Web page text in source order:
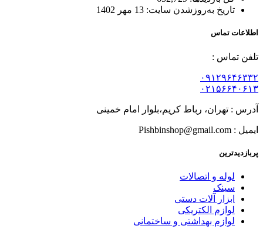
تاریخ به‌روزشدن سایت: 13 مهر 1402
اطلاعات تماس
تلفن تماس :
۰۹۱۲۹۶۴۶۳۳۲
۰۲۱۵۶۶۴۰۶۱۳
آدرس : تهران، رباط کریم،بلوار امام خمینی
ایمیل : Pishbinshop@gmail.com
پربازدیدترین
لوله و اتصالات
سینک
ابزار آلات دستی
لوازم الکتریکی
لوازم بهداشتی و ساختمانی